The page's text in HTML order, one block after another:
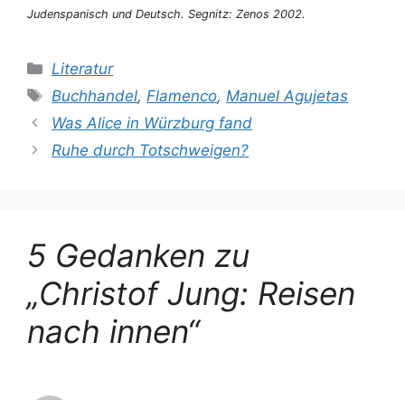
Judenspanisch und Deutsch. Segnitz: Zenos 2002.
Kategorien
Literatur
Schlagwörter
Buchhandel,Flamenco,Manuel Agujetas
Was Alice in Würzburg fand
Ruhe durch Totschweigen?
5 Gedanken zu
„Christof Jung: Reisen
nach innen“